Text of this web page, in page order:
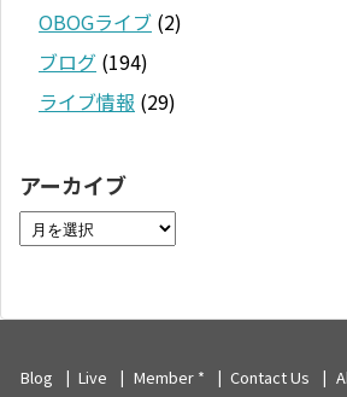
OBOGライブ (2)
ブログ (194)
ライブ情報 (29)
アーカイブ
Blog Live Member * Contact Us